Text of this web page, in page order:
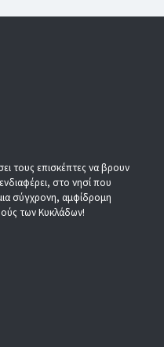
τους επισκέπτες να βρουν
στο νησί που
σύγχρονη, αμφίδρομη
των Κυκλάδων!